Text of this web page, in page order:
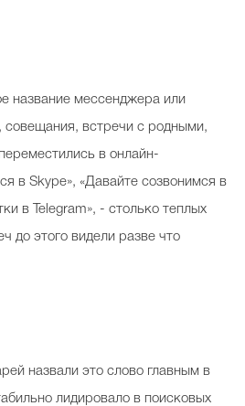
название мессенджера или
совещания, встречи с родными,
в онлайн-
в Skype», «Давайте созвонимся в
в Telegram», - столько теплых
до этого видели разве что
назвали это слово главным в
лидировало в поисковых